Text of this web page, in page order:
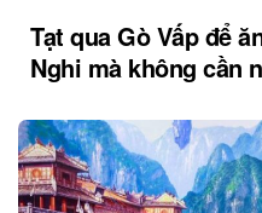
Tạt qua Gò Vấp để
Nghi mà không cần